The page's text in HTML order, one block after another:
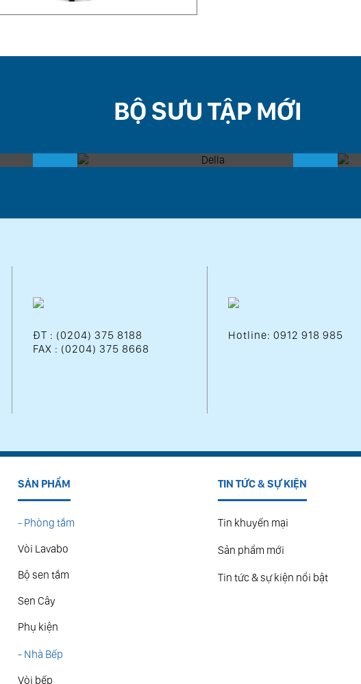
BỘ SƯU TẬP MỚI
ĐT : (0204) 375 8188
FAX : (0204) 375 8668
Hotline: 0912 918 985
SẢN PHẨM
- Phòng tắm
Vòi Lavabo
Bộ sen tắm
Sen Cây
Phụ kiện
- Nhà Bếp
Vòi bếp
TIN TỨC & SỰ KIỆN
Tin khuyến mại
Sản phẩm mới
Tin tức & sự kiện nổi bật